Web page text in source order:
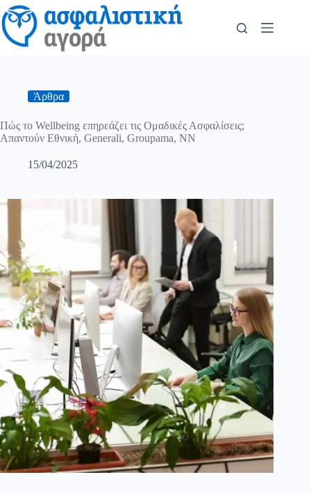
Άρθρα
Πώς το Wellbeing επηρεάζει τις Ομαδικές Ασφαλίσεις;
Απαντούν Εθνική, Generali, Groupama, ΝΝ
15/04/2025